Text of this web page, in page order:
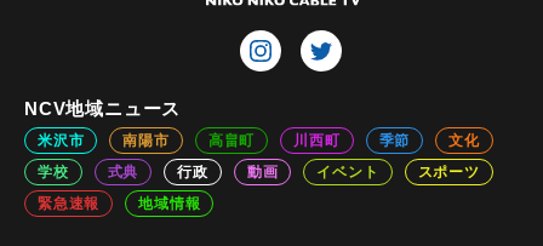
NCV地域ニュース
米沢市 南陽市 高畠町 川西町 季節
文化
学校
式典 行政 動画 イベント
スポーツ
緊急速報
地域情報